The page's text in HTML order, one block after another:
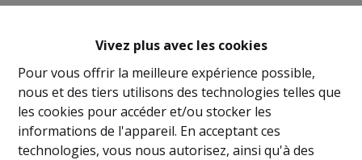
Vivez plus avec les cookies
Pour vous offrir la meilleure expérience possible,
nous et des tiers utilisons des technologies telles que
les cookies pour accéder et/ou stocker les
informations de l'appareil. En acceptant ces
technologies, vous nous autorisez, ainsi qu'à des
À Vendre À Louer